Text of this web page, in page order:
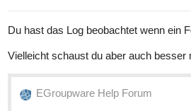
Du hast das Log beobachtet wenn ein
Vielleicht schaust du aber auch besser
EGroupware Help Forum